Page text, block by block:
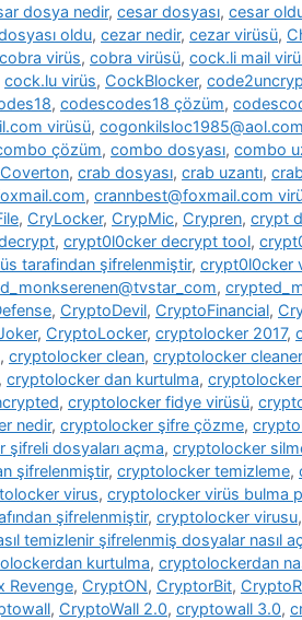
dosya nedir, cesar dosyası, cesar
oldu, cezar nedir, cezar virüsü,
cobra virüs, cobra virüsü, cock.li mail
cock.lu virüs, CockBlocker,
, codescodes18 çözüm,
virüsü, cogonkilsloc1985@aol.com
çözüm, combo dosyası, combo
Coverton, crab dosyası, crab uzantı,
, crannbest@foxmail.com
, CryLocker, CrypMic, Crypren, crypt
, crypt0l0cker decrypt tool,
tarafindan şifrelenmiştir, crypt0l0cker
,
, CryptoDevil, CryptoFinancial,
, CryptoLocker, cryptolocker 2017,
, cryptolocker clean, cryptolocker cleaner
, cryptolocker dan kurtulma,
, cryptolocker fidye virüsü,
nedir, cryptolocker şifre çözme,
şifreli dosyaları açma, cryptolocker
şifrelenmiştir, cryptolocker temizleme,
virus, cryptolocker virüs bulma
şifrelenmiştir, cryptolocker virusu,
temizlenir şifrelenmiş dosyalar nasıl
kurtulma, cryptolockerdan
Revenge, CryptON, CryptorBit,
, CryptoWall 2.0, cryptowall 3.0,